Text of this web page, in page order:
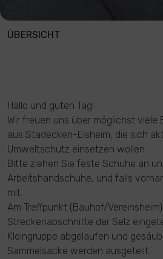
ÜBERSICHT
Hallo und guten Tag!
Wir freuen uns über möglichst viele
aus Stadecken-Elsheim, die sich
Umweltschutz einsetzen wollen.
Bitte ziehen Sie feste Schuhe an
Arbeitshandschuhe, und falls
mit.
Am Treffpunkt (Bauhof/
Streckenabschnitte der Selz
Kleingruppe abgelaufen und
Sammelsäcke werden ausgeteilt.